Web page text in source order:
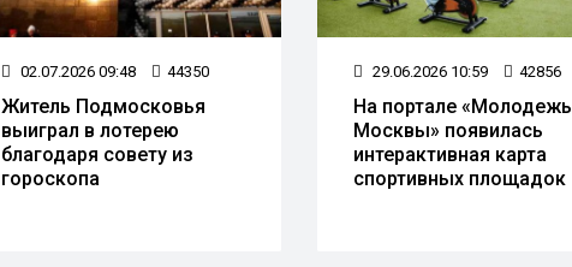
02.07.2026 09:48 44350
Житель Подмосковья
выиграл в лотерею
благодаря совету из
гороскопа
29.06.2026 10:59 42856
На портале «Молодежь
Москвы» появилась
интерактивная карта
спортивных площадок